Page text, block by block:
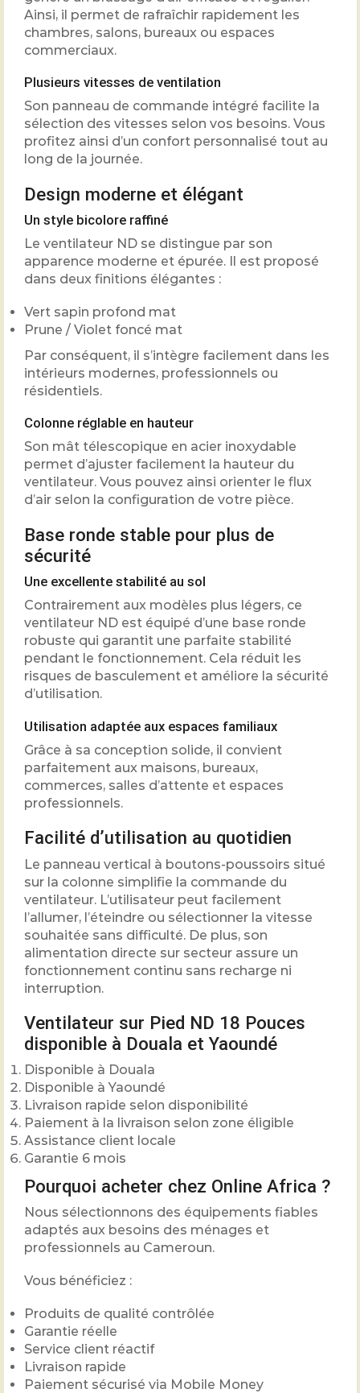
Ainsi, il permet de rafraîchir rapidement les
chambres, salons, bureaux ou espaces
commerciaux.
Plusieurs vitesses de ventilation
Son panneau de commande intégré facilite la
sélection des vitesses selon vos besoins. Vous
profitez ainsi d’un confort personnalisé tout au
long de la journée.
Design moderne et élégant
Un style bicolore raffiné
Le ventilateur ND se distingue par son
apparence moderne et épurée. Il est proposé
dans deux finitions élégantes :
Vert sapin profond mat
Prune / Violet foncé mat
Par conséquent, il s’intègre facilement dans les
intérieurs modernes, professionnels ou
résidentiels.
Colonne réglable en hauteur
Son mât télescopique en acier inoxydable
permet d’ajuster facilement la hauteur du
ventilateur. Vous pouvez ainsi orienter le flux
d’air selon la configuration de votre pièce.
Base ronde stable pour plus de
sécurité
Une excellente stabilité au sol
Contrairement aux modèles plus légers, ce
ventilateur ND est équipé d’une base ronde
robuste qui garantit une parfaite stabilité
pendant le fonctionnement. Cela réduit les
risques de basculement et améliore la sécurité
d’utilisation.
Utilisation adaptée aux espaces familiaux
Grâce à sa conception solide, il convient
parfaitement aux maisons, bureaux,
commerces, salles d’attente et espaces
professionnels.
Facilité d’utilisation au quotidien
Le panneau vertical à boutons-poussoirs situé
sur la colonne simplifie la commande du
ventilateur. L’utilisateur peut facilement
l’allumer, l’éteindre ou sélectionner la vitesse
souhaitée sans difficulté. De plus, son
alimentation directe sur secteur assure un
fonctionnement continu sans recharge ni
interruption.
Ventilateur sur Pied ND 18 Pouces
disponible à Douala et Yaoundé
Disponible à Douala
Disponible à Yaoundé
Livraison rapide selon disponibilité
Paiement à la livraison selon zone éligible
Assistance client locale
Garantie 6 mois
Pourquoi acheter chez Online Africa ?
Nous sélectionnons des équipements fiables
adaptés aux besoins des ménages et
professionnels au Cameroun.
Vous bénéficiez :
Produits de qualité contrôlée
Garantie réelle
Service client réactif
Livraison rapide
Paiement sécurisé via Mobile Money